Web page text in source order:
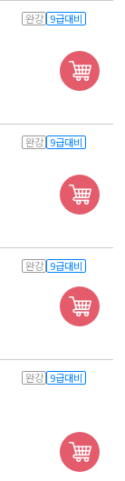
완강 9급대비
완강 9급대비
완강 9급대비
완강 9급대비